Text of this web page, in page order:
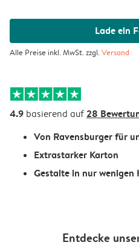
Lade ein
Alle Preise inkl. MwSt. zzgl.Versand
4.9 basierend auf28
Von Ravensburger für
Extrastarker Karton
Gestalte in nur wenigen
Entdecke